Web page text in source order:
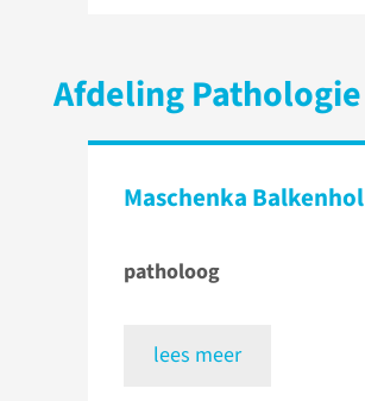
Afdeling Pathologie
Maschenka Balkenhol
patholoog
lees meer